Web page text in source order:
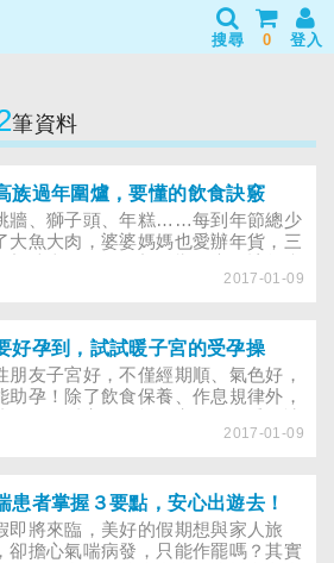
搜尋 0 登入
筆資料
族過年圍爐，要懂的飲食訣竅
牆、獅子頭、年糕……每到年節總少
大魚大肉，婆婆媽媽也愛辦年貨，三
農曆過年是臺灣人最大的傳統節慶，
塞危機，其實只要平時飲食確實控
減少不適合食物的頻率或分量，就不
過分貪口而傷了身體，可以與家人開
用圍爐大餐！
2017-01-09
好孕到，試試暖子宮的受孕操
朋友子宮好，不僅經期順、氣色好，
助孕！除了飲食保養、作息規律外，
2017-01-09
患者掌握３要點，安心出遊去！
即將來臨，美好的假期想與家人旅
卻擔心氣喘病發，只能作罷嗎？其實